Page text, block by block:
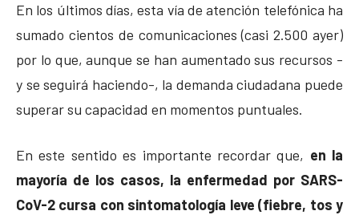
En los últimos días, esta vía de atención telefónica ha
sumado cientos de comunicaciones (casi 2.500 ayer)
por lo que, aunque se han aumentado sus recursos -
y se seguirá haciendo-, la demanda ciudadana puede
superar su capacidad en momentos puntuales.
En este sentido es importante recordar que, en la
mayoría de los casos, la enfermedad por SARS-
CoV-2 cursa con sintomatología leve (fiebre, tos y